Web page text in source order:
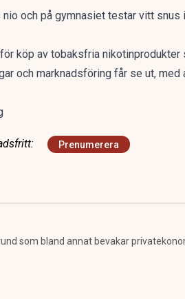
och på gymnasiet testar vitt
köp av tobaksfria nikotinprodukter
och marknadsföring får se ut,
Prenumerera
som bland annat bevakar